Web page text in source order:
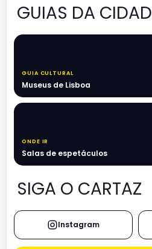
GUIAS DA
GUIA CULTURAL
Museus de Lisboa
ONDE IR
Salas de espetáculos
SIGA O CARTAZ
Instagram